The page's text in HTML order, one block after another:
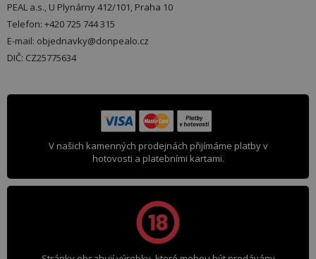
PEAL a.s., U Plynárny 412/101, Praha 10
Telefon: +420 725 744 315
E-mail: objednavky@donpealo.cz
DIČ: CZ25775634
V našich kamenných prodejnách přijímáme platby v
hotovosti a platebními kartami.